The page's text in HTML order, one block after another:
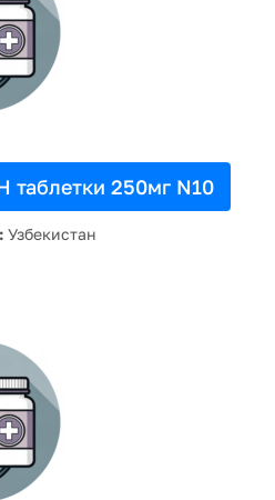
250мг N10
Узбекистан